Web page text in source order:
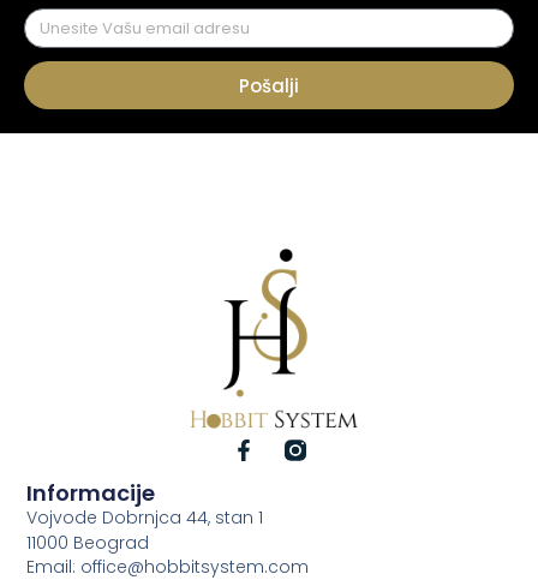
Pošalji
Informacije
Vojvode Dobrnjca 44, stan 1
11000 Beograd
Email: office@hobbitsystem.com